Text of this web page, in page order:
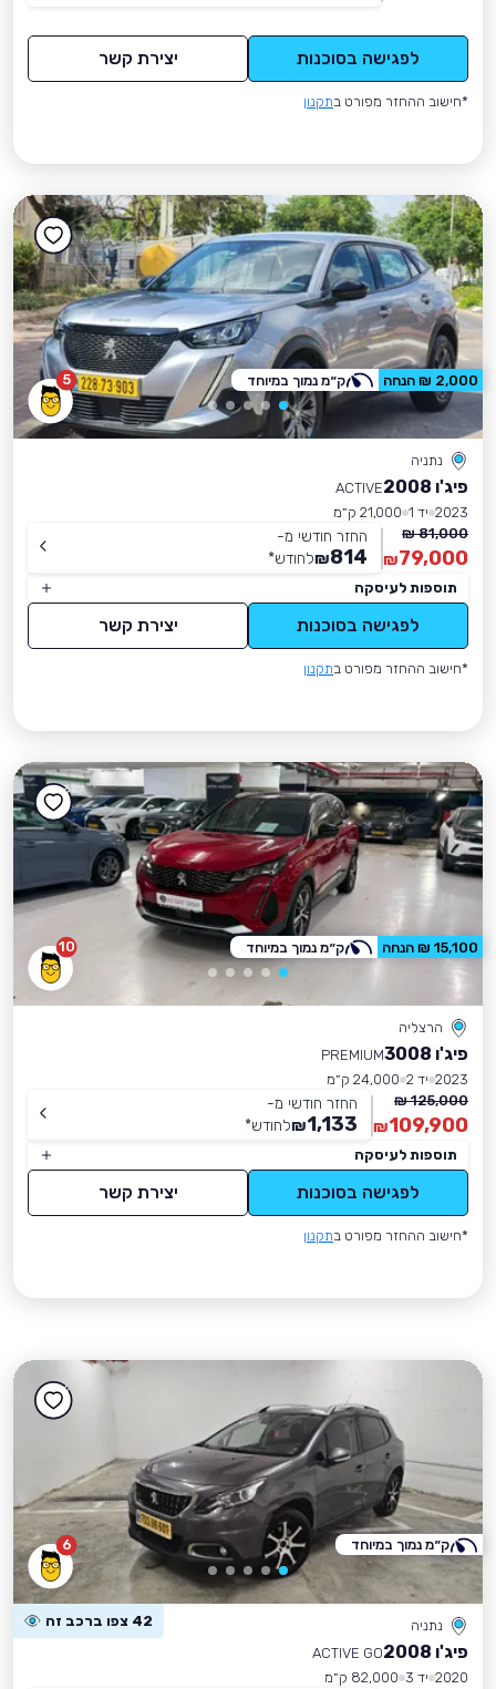
לפגישה בסוכנות יצירת קשר
*חישוב ההחזר מפורט בתקנון
5
נתניה
פיג'ו 2008
ACTIVE
2023 יד 1
21,000 ק״מ
81,000 ₪
79,000
₪
החזר חודשי מ-
814
₪לחודש*
תוספות לעיסקה
לפגישה בסוכנות יצירת קשר
*חישוב ההחזר מפורט בתקנון
2,000 ₪ הנחה ק״מ נמוך במיוחד
10
הרצליה
פיג'ו 3008
PREMIUM
2023 יד 2
24,000 ק״מ
125,000 ₪
109,900
₪
החזר חודשי מ-
1,133
₪לחודש*
תוספות לעיסקה
לפגישה בסוכנות יצירת קשר
*חישוב ההחזר מפורט בתקנון
15,100 ₪ הנחה ק״מ נמוך במיוחד
6
נתניה 42 צפו ברכב זה
פיג'ו 2008
ACTIVE GO
2020 יד 3
82,000 ק״מ
ק״מ נמוך במיוחד